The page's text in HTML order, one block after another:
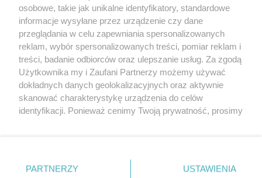
Zapamiętać?
Zaloguj
Zapomniałem hasła
Copyright © 2022 Kurier Szczeciński sp. z o.o.
osobowe, takie jak unikalne identyfikatory, standardowe
informacje wysyłane przez urządzenie czy dane
przeglądania w celu zapewniania spersonalizowanych
reklam, wybór spersonalizowanych treści, pomiar reklam i
treści, badanie odbiorców oraz ulepszanie usług. Za zgodą
Użytkownika my i Zaufani Partnerzy możemy używać
dokładnych danych geolokalizacyjnych oraz aktywnie
skanować charakterystykę urządzenia do celów
identyfikacji. Ponieważ cenimy Twoją prywatność, prosimy
prywatności znajdujący się w lewym dolnym rogu strony
. Niektóre rodzaje przetwarzania danych nie wymagają
PARTNERZY USTAWIENIA